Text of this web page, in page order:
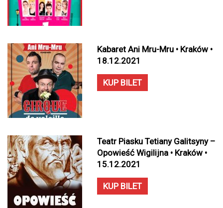
Kabaret Ani Mru-Mru • Kraków •
18.12.2021
KUP BILET
Teatr Piasku Tetiany Galitsyny –
Opowieść Wigilijna • Kraków •
15.12.2021
KUP BILET